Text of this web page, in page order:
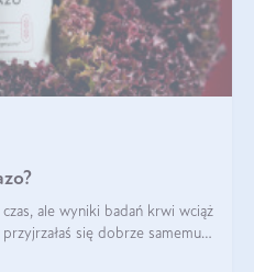
ale wyniki badań krwi wciąż
się dobrze samemu